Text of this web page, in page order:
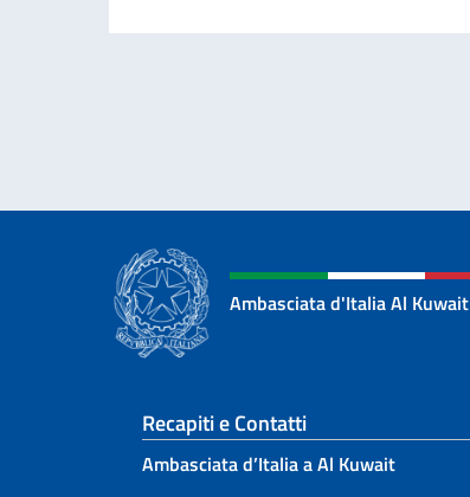
Ambasciata d'Italia Al Kuwait
Sezione footer
Recapiti e Contatti
Ambasciata d’Italia a Al Kuwait